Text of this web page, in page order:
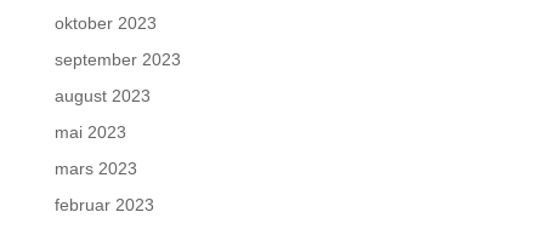
oktober 2023
september 2023
august 2023
mai 2023
mars 2023
februar 2023